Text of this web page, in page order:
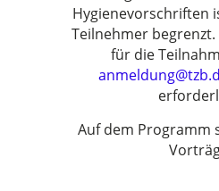
Hygienevorschriften
Teilnehmer
für die
Auf dem Programm